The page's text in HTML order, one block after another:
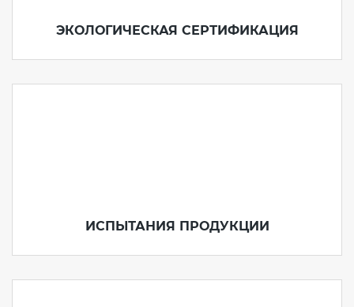
ЭКОЛОГИЧЕСКАЯ СЕРТИФИКАЦИЯ
ИСПЫТАНИЯ ПРОДУКЦИИ